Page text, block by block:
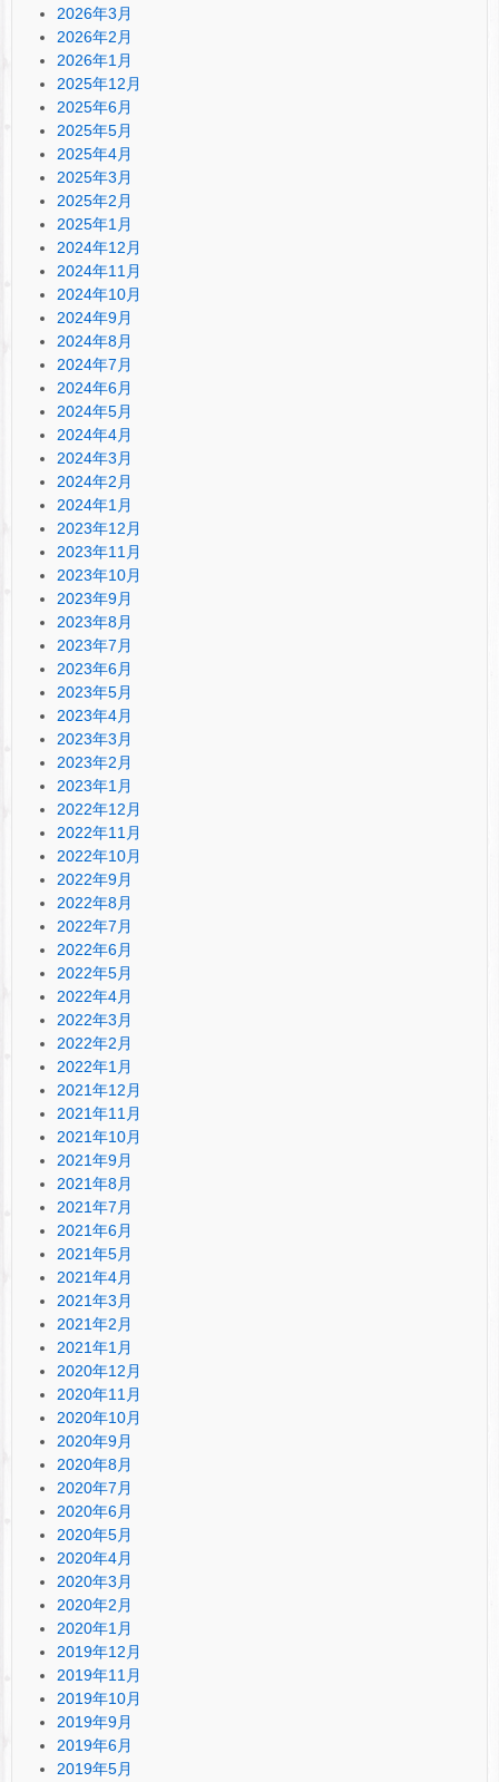
2026年3月
2026年2月
2026年1月
2025年12月
2025年6月
2025年5月
2025年4月
2025年3月
2025年2月
2025年1月
2024年12月
2024年11月
2024年10月
2024年9月
2024年8月
2024年7月
2024年6月
2024年5月
2024年4月
2024年3月
2024年2月
2024年1月
2023年12月
2023年11月
2023年10月
2023年9月
2023年8月
2023年7月
2023年6月
2023年5月
2023年4月
2023年3月
2023年2月
2023年1月
2022年12月
2022年11月
2022年10月
2022年9月
2022年8月
2022年7月
2022年6月
2022年5月
2022年4月
2022年3月
2022年2月
2022年1月
2021年12月
2021年11月
2021年10月
2021年9月
2021年8月
2021年7月
2021年6月
2021年5月
2021年4月
2021年3月
2021年2月
2021年1月
2020年12月
2020年11月
2020年10月
2020年9月
2020年8月
2020年7月
2020年6月
2020年5月
2020年4月
2020年3月
2020年2月
2020年1月
2019年12月
2019年11月
2019年10月
2019年9月
2019年6月
2019年5月